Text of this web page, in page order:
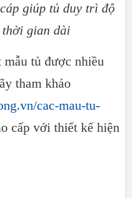
giúp tủ duy trì độ
gian dài​​​​​​​
tủ được nhiều
tham khảo
cac-mau-tu-
cấp với thiết kế hiện